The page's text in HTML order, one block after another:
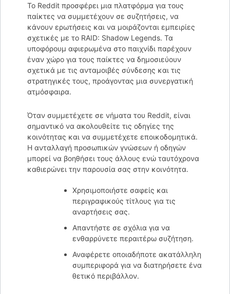
Το Reddit προσφέρει μια πλατφόρμα για τους
παίκτες να συμμετέχουν σε συζητήσεις, να
κάνουν ερωτήσεις και να μοιράζονται εμπειρίες
σχετικές με το RAID: Shadow Legends. Τα
υποφόρουμ αφιερωμένα στο παιχνίδι παρέχουν
έναν χώρο για τους παίκτες να δημοσιεύουν
σχετικά με τις ανταμοιβές σύνδεσης και τις
στρατηγικές τους, προάγοντας μια συνεργατική
ατμόσφαιρα.
Όταν συμμετέχετε σε νήματα του Reddit, είναι
σημαντικό να ακολουθείτε τις οδηγίες της
κοινότητας και να συμμετέχετε εποικοδομητικά.
Η ανταλλαγή προσωπικών γνώσεων ή οδηγών
μπορεί να βοηθήσει τους άλλους ενώ ταυτόχρονα
καθιερώνει την παρουσία σας στην κοινότητα.
Χρησιμοποιήστε σαφείς και
περιγραφικούς τίτλους για τις
αναρτήσεις σας.
Απαντήστε σε σχόλια για να
ενθαρρύνετε περαιτέρω συζήτηση.
Αναφέρετε οποιαδήποτε ακατάλληλη
συμπεριφορά για να διατηρήσετε ένα
θετικό περιβάλλον.